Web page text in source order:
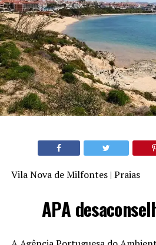
Vila Nova de Milfontes | Praias
APA